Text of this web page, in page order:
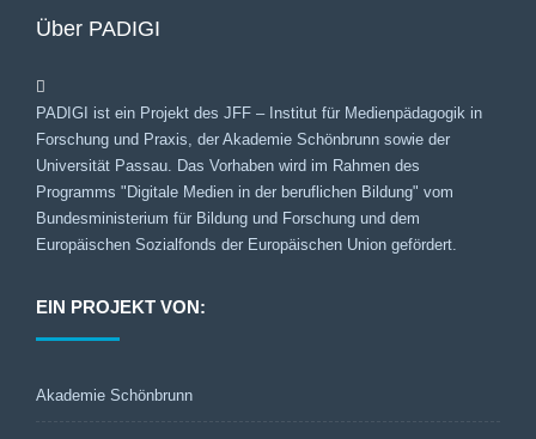
Über PADIGI
PADIGI ist ein Projekt des JFF – Institut für Medienpädagogik in
Forschung und Praxis, der Akademie Schönbrunn sowie der
Universität Passau. Das Vorhaben wird im Rahmen des
Programms "Digitale Medien in der beruflichen Bildung" vom
Bundesministerium für Bildung und Forschung und dem
Europäischen Sozialfonds der Europäischen Union gefördert.
EIN PROJEKT VON:
Akademie Schönbrunn